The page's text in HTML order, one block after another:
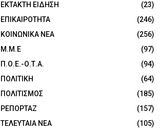
ΕΚΤΑΚΤΗ ΕΙΔΗΣΗ
(23)
ΕΠΙΚΑΙΡΟΤΗΤΑ
(246)
ΚΟΙΝΩΝΙΚΑ ΝΕΑ
(256)
Μ.Μ.Ε
(97)
Π.Ο.Ε.-Ο.Τ.Α.
(94)
ΠΟΛΙΤΙΚΗ
(64)
ΠΟΛΙΤΙΣΜΟΣ
(185)
ΡΕΠΟΡΤΑΖ
(157)
ΤΕΛΕΥΤΑΙΑ ΝΕΑ
(105)